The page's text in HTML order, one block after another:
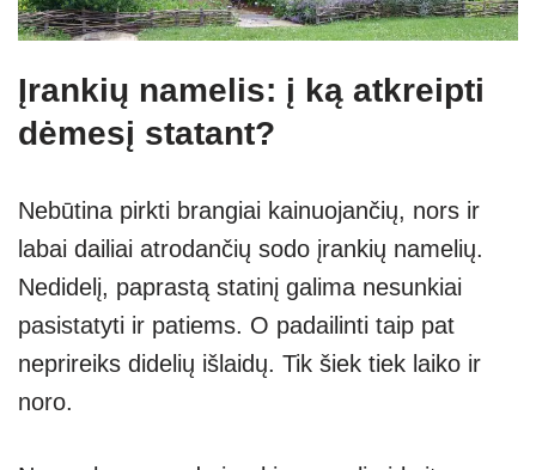
Įrankių namelis: į ką atkreipti
dėmesį statant?
Nebūtina pirkti brangiai kainuojančių, nors ir
labai dailiai atrodančių sodo įrankių namelių.
Nedidelį, paprastą statinį galima nesunkiai
pasistatyti ir patiems. O padailinti taip pat
neprireiks didelių išlaidų. Tik šiek tiek laiko ir
noro.